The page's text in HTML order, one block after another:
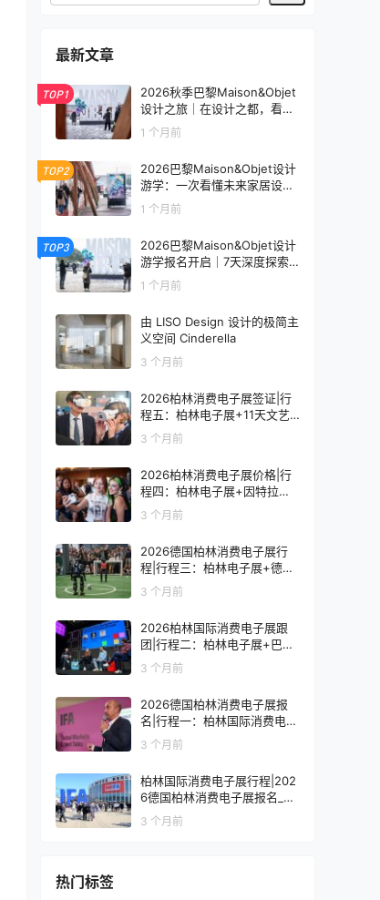
最新文章
TOP1
2026秋季巴黎Maison&Objet
设计之旅｜在设计之都，看见
未来生活的模样
1 个月前
TOP2
2026巴黎Maison&Objet设计
游学：一次看懂未来家居设计
趋势
1 个月前
TOP3
2026巴黎Maison&Objet设计
游学报名开启｜7天深度探索
全球家居设计趋势
1 个月前
由 LISO Design 设计的极简主
义空间 Cinderella
3 个月前
2026柏林消费电子展签证|行
程五：柏林电子展+11天文艺
复兴之旅
3 个月前
2026柏林消费电子展价格|行
程四：柏林电子展+因特拉肯1
0天浪漫之旅
3 个月前
2026德国柏林消费电子展行
程|行程三：柏林电子展+德国
9天人文之旅
3 个月前
2026柏林国际消费电子展跟
团|行程二：柏林电子展+巴黎
8天艺术之旅
3 个月前
2026德国柏林消费电子展报
名|行程一：柏林国际消费电子
展观展7天
3 个月前
柏林国际消费电子展行程|202
6德国柏林消费电子展报名_价
格_门票_签证
3 个月前
热门标签